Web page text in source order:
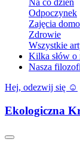
Na co dzień
Odpoczynek
Zajęcia
Zdrowie
Wszystkie
Kilka słów o
Nasza
Hej, odezwij się ☺️
Ekologiczna